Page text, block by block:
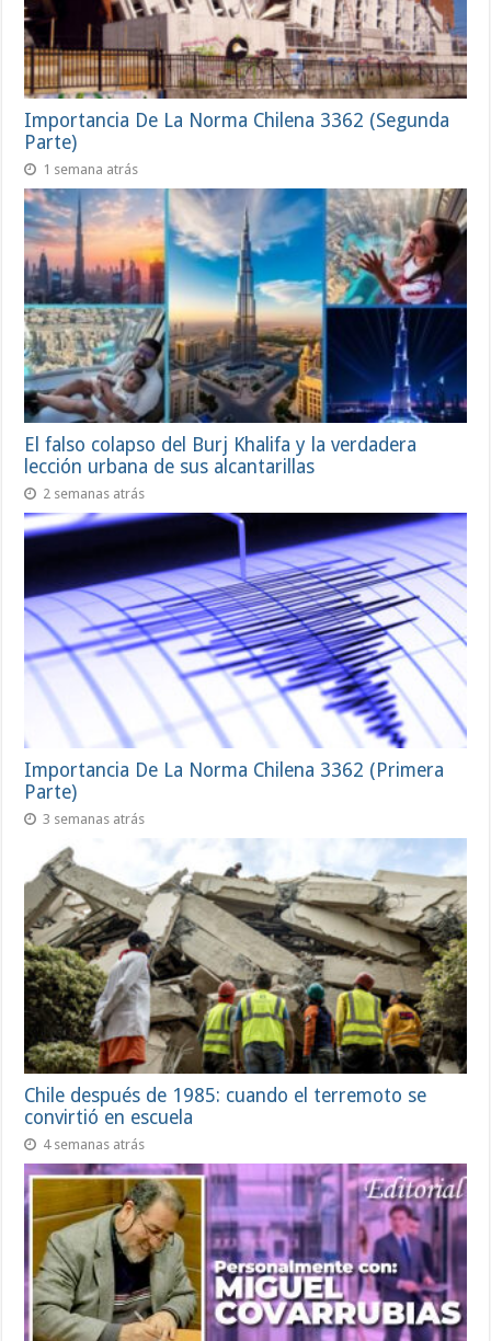
Importancia De La Norma Chilena 3362 (Segunda
Parte)
1 semana atrás
El falso colapso del Burj Khalifa y la verdadera
lección urbana de sus alcantarillas
2 semanas atrás
Importancia De La Norma Chilena 3362 (Primera
Parte)
3 semanas atrás
Chile después de 1985: cuando el terremoto se
convirtió en escuela
4 semanas atrás